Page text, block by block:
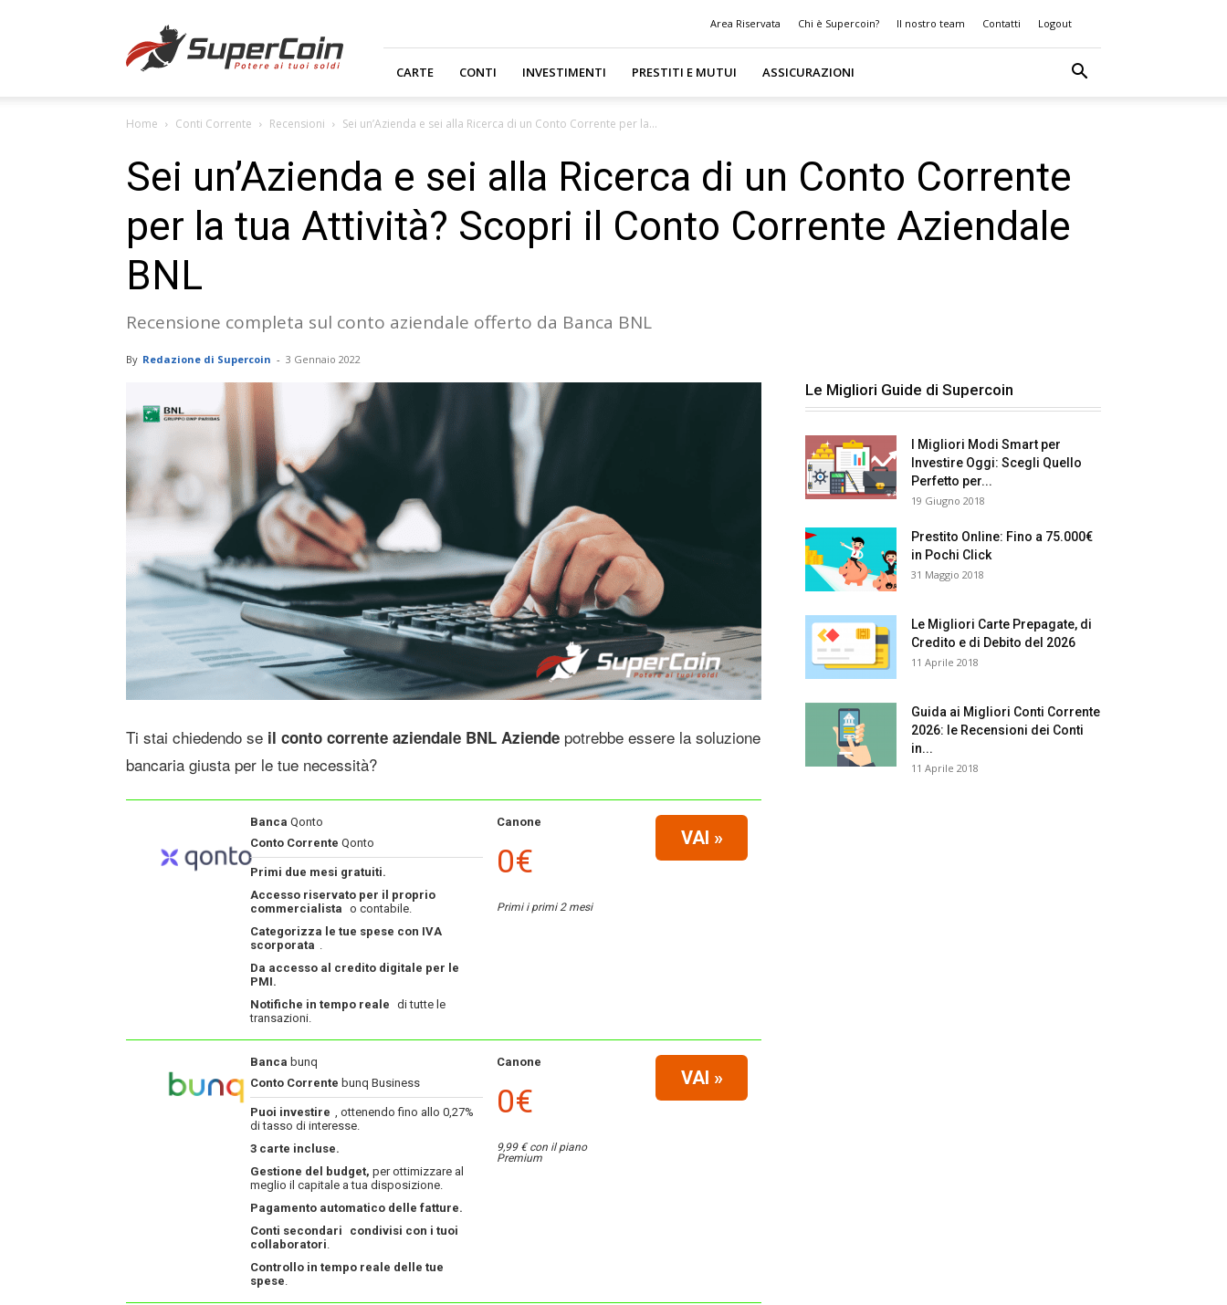
Area Riservata Chi è Supercoin? Il nostro team Contatti Logout
CARTE CONTI INVESTIMENTI PRESTITI E MUTUI ASSICURAZIONI
Home Conti Corrente Recensioni Sei un’Azienda e sei alla Ricerca di un Conto Corrente per la...
Sei un’Azienda e sei alla Ricerca di un Conto Corrente
per la tua Attività? Scopri il Conto Corrente Aziendale
BNL
Recensione completa sul conto aziendale offerto da Banca BNL
By Redazione di Supercoin - 3 Gennaio 2022
Ti stai chiedendo se il conto corrente aziendale BNL Aziende potrebbe essere la soluzione
bancaria giusta per le tue necessità?
Banca Qonto
Conto Corrente Qonto
Primi due mesi gratuiti.
Accesso riservato per il proprio
commercialista o contabile.
Categorizza le tue spese con IVA
scorporata .
Da accesso al credito digitale per le
PMI.
Notifiche in tempo reale di tutte le
transazioni.
Canone
0€
Primi i primi 2 mesi
VAI »
Banca bunq
Conto Corrente bunq Business
Puoi investire , ottenendo fino allo 0,27%
di tasso di interesse.
3 carte incluse.
Gestione del budget, per ottimizzare al
meglio il capitale a tua disposizione.
Pagamento automatico delle fatture.
Conti secondari
condivisi con i tuoi
collaboratori.
Controllo in tempo reale delle tue
spese.
Canone
0€
9,99 € con il piano
Premium
VAI »
Le Migliori Guide di Supercoin
I Migliori Modi Smart per
Investire Oggi: Scegli Quello
Perfetto per...
19 Giugno 2018
Prestito Online: Fino a 75.000€
in Pochi Click
31 Maggio 2018
Le Migliori Carte Prepagate, di
Credito e di Debito del 2026
11 Aprile 2018
Guida ai Migliori Conti Corrente
2026: le Recensioni dei Conti
in...
11 Aprile 2018